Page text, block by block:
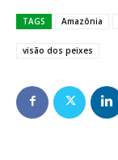
TAGS Amazônia
visão dos peixes